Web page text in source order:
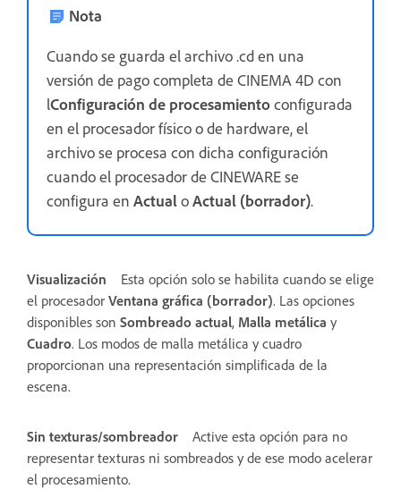
Nota
Cuando se guarda el archivo .cd en una
versión de pago completa de CINEMA 4D con
lConfiguración de procesamientoconfigurada
en el procesador físico o de hardware, el
archivo se procesa con dicha configuración
cuando el procesador de CINEWARE se
configura en ActualoActual (borrador).
Visualización
Esta opción solo se habilita cuando se elige
el procesador Ventana gráfica (borrador). Las opciones
disponibles son Sombreado actual, Malla metálica y
Cuadro. Los modos de malla metálica y cuadro
proporcionan una representación simplificada de la
escena.
Sin texturas/sombreador
Active esta opción para no
representar texturas ni sombreados y de ese modo acelerar
el procesamiento.